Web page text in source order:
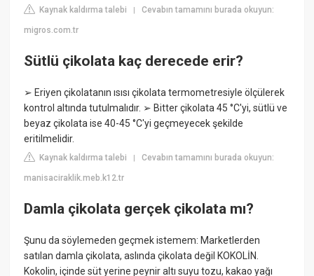
Kaynak kaldırma talebi |Cevabın tamamını burada okuyun:
migros.com.tr
Sütlü çikolata kaç derecede erir?
➢ Eriyen çikolatanın ısısı çikolata termometresiyle ölçülerek
kontrol altında tutulmalıdır. ➢ Bitter çikolata 45 °C'yi, sütlü ve
beyaz çikolata ise 40-45 °C'yi geçmeyecek şekilde
eritilmelidir.
Kaynak kaldırma talebi |Cevabın tamamını burada okuyun:
manisaciraklik.meb.k12.tr
Damla çikolata gerçek çikolata mı?
Şunu da söylemeden geçmek istemem: Marketlerden
satılan damla çikolata, aslında çikolata değil KOKOLİN.
Kokolin, içinde süt yerine peynir altı suyu tozu, kakao yağı